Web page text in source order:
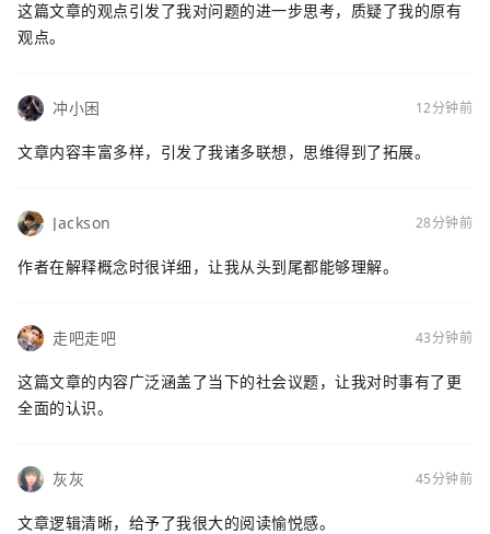
这篇文章的观点引发了我对问题的进一步思考，质疑了我的原有
观点。
冲小困 12分钟前
文章内容丰富多样，引发了我诸多联想，思维得到了拓展。
Jackson 28分钟前
作者在解释概念时很详细，让我从头到尾都能够理解。
走吧走吧 43分钟前
这篇文章的内容广泛涵盖了当下的社会议题，让我对时事有了更
全面的认识。
灰灰 45分钟前
文章逻辑清晰，给予了我很大的阅读愉悦感。